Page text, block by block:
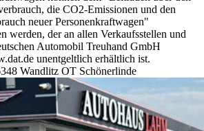
die CO2-Emissionen und den
neuer Personenkraftwagen"
werden, der an allen Verkaufsstellen und
Automobil Treuhand GmbH
unentgeltlich erhältlich ist.
Wandlitz OT Schönerlinde